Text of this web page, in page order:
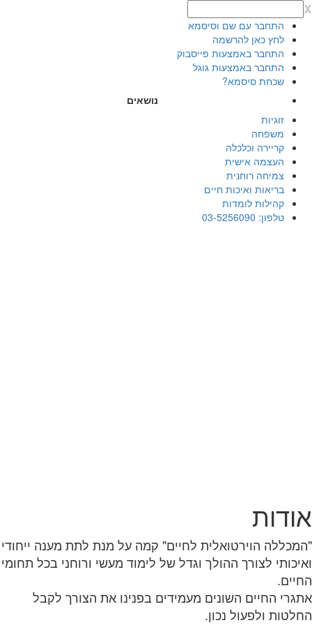
x
התחבר עם שם וסיסמא
לחץ כאן להרשמה
התחבר באמצעות פייסבוק
התחבר באמצעות גוגל
שכחת סיסמא?
נושאים
זוגיות
משפחה
קריירה וכלכלה
העצמה אישית
צמיחה רוחנית
בריאות ואיכות חיים
קהילות לומדות
טלפון: 03-5256090
אודות
"המכללה הוירטואלית לחיים" קמה על מנת לתת מענה ייחודי
ואיכותי לצורך ההולך וגדל של לימוד מעשי ורוחני בכל תחומי
החיים.
אתגרי החיים השונים מעמידים בפנינו את הצורך לקבל
החלטות ולפעול נכון.